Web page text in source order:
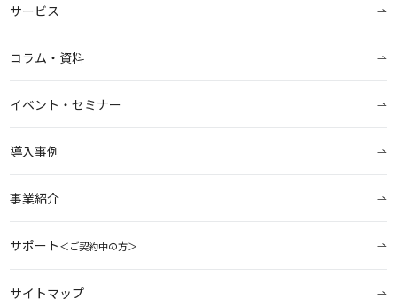
サービス
コラム・資料
イベント・セミナー
導入事例
事業紹介
サポート＜ご契約中の方＞
サイトマップ